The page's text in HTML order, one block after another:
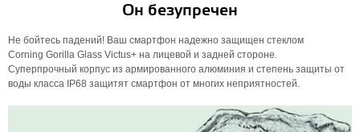
Он безупречен
Не бойтесь падений! Ваш смартфон надежно защищен стеклом
Corning Gorilla Glass Victus+ на лицевой и задней стороне.
Суперпрочный корпус из армированного алюминия и степень защиты от
воды класса IP68 защитят смартфон от многих неприятностей.